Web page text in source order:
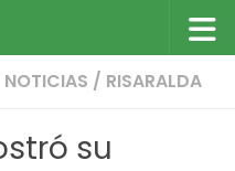
NOTICIAS / RISARALDA
su